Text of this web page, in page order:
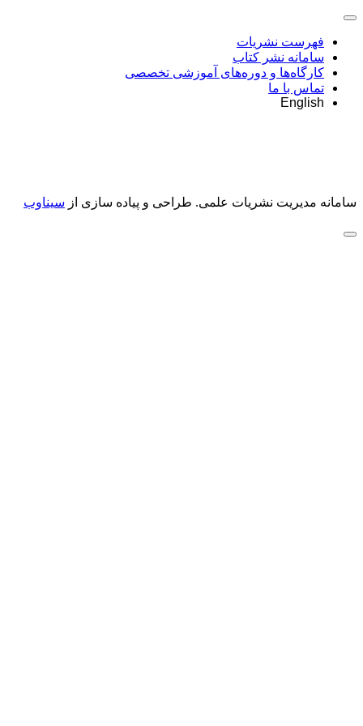
فهرست نشریات
سامانه نشر کتاب
کارگاه‌ها و دوره‌های آموزشی تخصصی
تماس با ما
English
سامانه مدیریت نشریات علمی. طراحی و پیاده سازی از سیناوب